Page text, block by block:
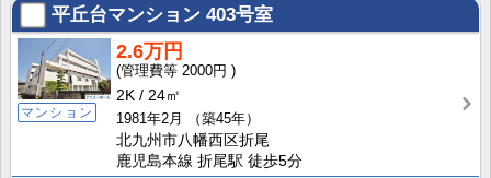
平丘台マンション 403号室
マンション
2.6万円
2000円
2K
24㎡
1981年2月
（築45年）
北九州市八幡西区折尾
鹿児島本線 折尾駅 徒歩5分